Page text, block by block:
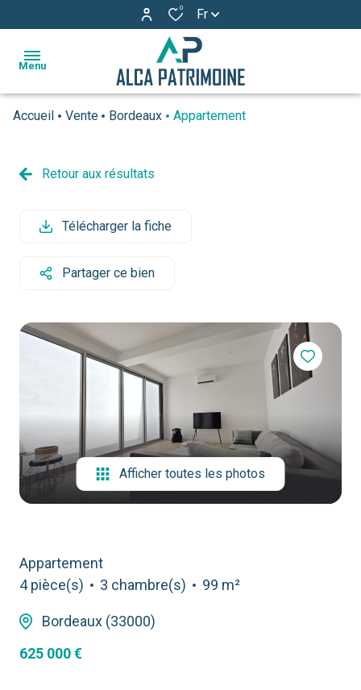
0 Fr
Menu
ventes
l'agence
actualités
clients
Accueil Vente Bordeaux Appartement
Retour aux résultats
Télécharger la fiche
Partager ce bien
Afficher toutes les photos
Appartement
4 pièce(s)
3 chambre(s) 99 m²
Bordeaux (33000)
625 000 €